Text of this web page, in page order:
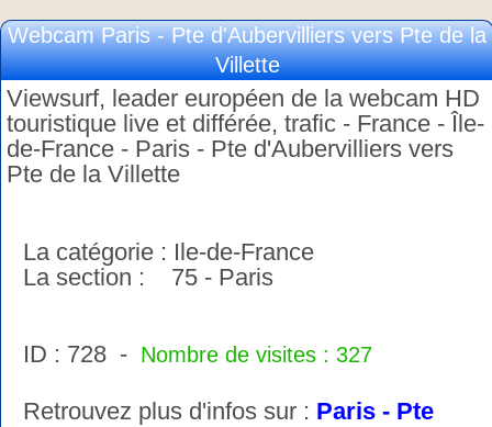
Webcam Paris - Pte d'Aubervilliers vers Pte de la
Villette
Viewsurf, leader européen de la webcam HD
touristique live et différée, trafic - France - Île-
de-France - Paris - Pte d'Aubervilliers vers
Pte de la Villette
La catégorie : Ile-de-France
La section : 75 - Paris
ID : 728 - Nombre de visites : 327
Retrouvez plus d'infos sur : Paris - Pte